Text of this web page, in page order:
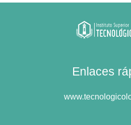
Enlaces